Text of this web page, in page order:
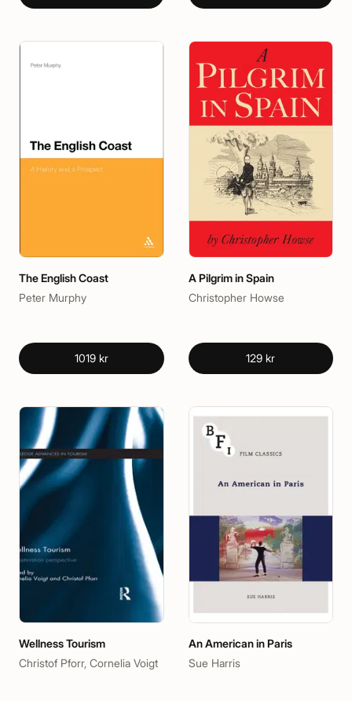
The English Coast
Peter Murphy
1019 kr
A Pilgrim in Spain
Christopher Howse
129 kr
Wellness Tourism
Christof Pforr, Cornelia Voigt
An American in Paris
Sue Harris